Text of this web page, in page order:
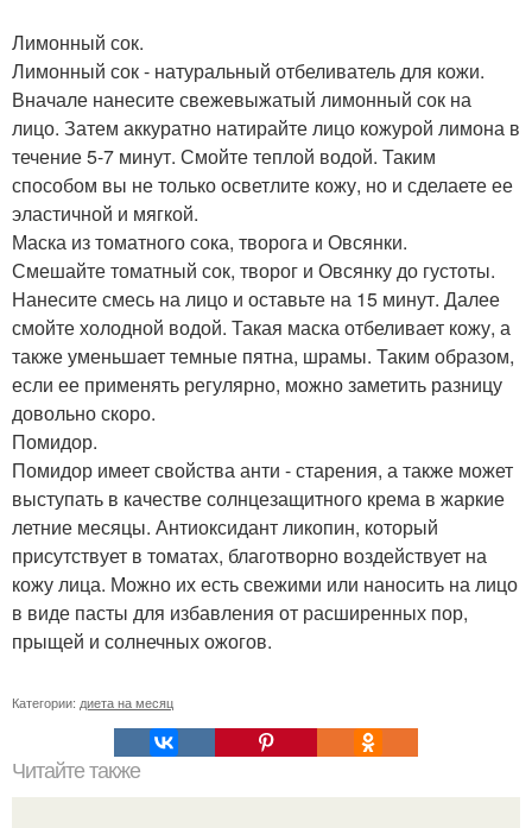
Лимонный сок.
Лимонный сок - натуральный отбеливатель для кожи.
Вначале нанесите свежевыжатый лимонный сок на
лицо. Затем аккуратно натирайте лицо кожурой лимона в
течение 5-7 минут. Смойте теплой водой. Таким
способом вы не только осветлите кожу, но и сделаете ее
эластичной и мягкой.
Маска из томатного сока, творога и Овсянки.
Смешайте томатный сок, творог и Овсянку до густоты.
Нанесите смесь на лицо и оставьте на 15 минут. Далее
смойте холодной водой. Такая маска отбеливает кожу, а
также уменьшает темные пятна, шрамы. Таким образом,
если ее применять регулярно, можно заметить разницу
довольно скоро.
Помидор.
Помидор имеет свойства анти - старения, а также может
выступать в качестве солнцезащитного крема в жаркие
летние месяцы. Антиоксидант ликопин, который
присутствует в томатах, благотворно воздействует на
кожу лица. Можно их есть свежими или наносить на лицо
в виде пасты для избавления от расширенных пор,
прыщей и солнечных ожогов.
Категории: диета на месяц
Читайте также